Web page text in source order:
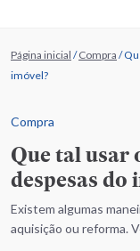
Página inicial /Compra /
imóvel?
Compra
Que tal usar
despesas do
Existem algumas
aquisição ou reforma.